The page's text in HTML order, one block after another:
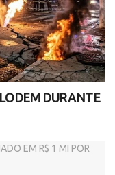
DURANTE